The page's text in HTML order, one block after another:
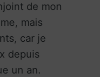
de mon
mais
car je
depuis
un an.